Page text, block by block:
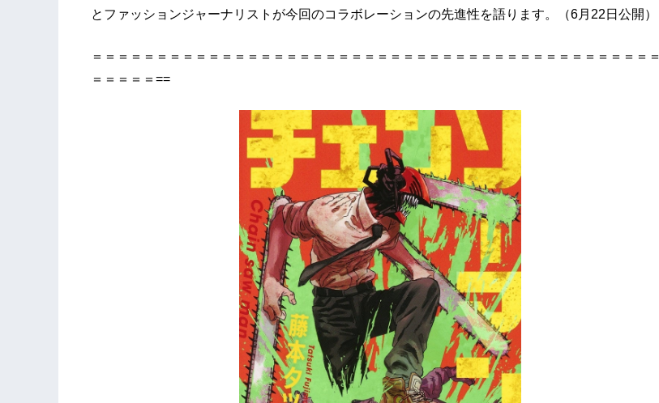
とファッションジャーナリストが今回のコラボレーションの先進性を語ります。（6月22日公開）
＝＝＝＝＝＝＝＝＝＝＝＝＝＝＝＝＝＝＝＝＝＝＝＝＝＝＝＝＝＝＝＝＝＝＝＝＝＝＝＝＝＝＝＝
＝＝＝＝＝==